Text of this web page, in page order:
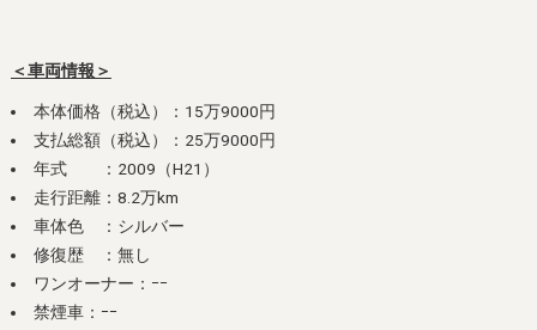
＜車両情報＞
本体価格（税込）：15万9000円
支払総額（税込）：25万9000円
年式 ：2009（H21）
走行距離：8.2万km
車体色 ：シルバー
修復歴 ：無し
ワンオーナー：ｰｰ
禁煙車：ｰｰ